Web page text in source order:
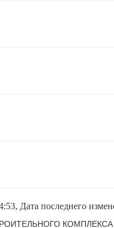
, Дата последнего
КОМПЛЕКСА